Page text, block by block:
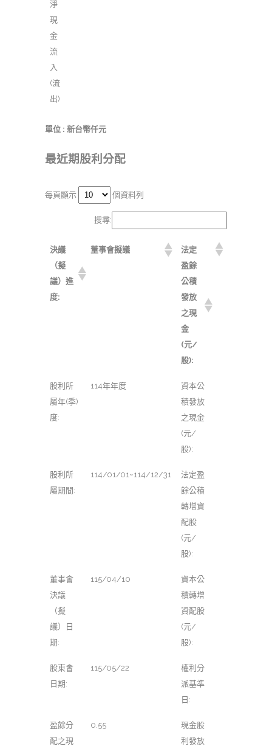
淨
現
金
流
入
(流
出)
單位 : 新台幣仟元
最近期股利分配
每頁顯示 個資料列
搜尋:
決議
（擬
議）進
度:
董事會擬議
法定
盈餘
公積
發放
之現
金
(元/
股):
股利所
屬年(季)
度:
114年年度
資本公
積發放
之現金
(元/
股):
股利所
屬期間:
114/01/01~114/12/31
法定盈
餘公積
轉增資
配股
(元/
股):
董事會
決議
（擬
議）日
期:
115/04/10
資本公
積轉增
資配股
(元/
股):
股東會
日期:
115/05/22
權利分
派基準
日:
盈餘分
配之現
0.55
現金股
利發放